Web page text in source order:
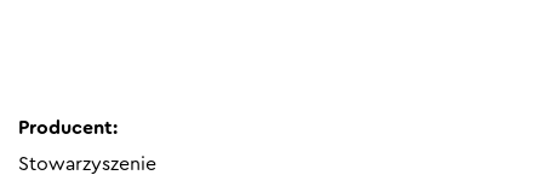
Producent:
Stowarzyszenie